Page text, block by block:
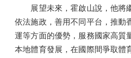
展望未來，霍啟山說，他將
依法施政，善用不同平台，推動
運等方面的優勢，服務國家高質
本地體育發展，在國際間爭取體